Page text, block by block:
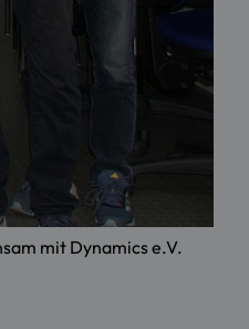
mit Dynamics e.V.